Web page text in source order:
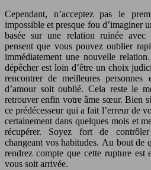
Cependant, n’acceptez pas le
impossible et presque fou d’imaginer
basée sur une relation ruinée avec
pensent que vous pouvez oublier
immédiatement une nouvelle
dépêcher est loin d’être un choix
rencontrer de meilleures
d’amour soit oublié. Cela reste le
retrouver enfin votre âme sœur. Bien
ce prédécesseur qui a fait l’erreur de
certainement dans quelques mois et
récupérer. Soyez fort de
changeant vos habitudes. Au bout de
rendrez compte que cette rupture
vous soit arrivée.